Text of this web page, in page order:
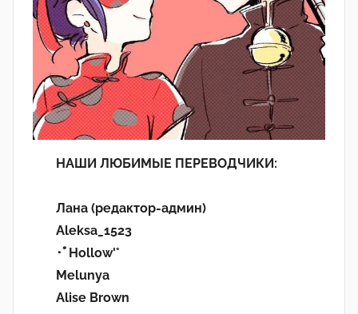
НАШИ ЛЮБИМЫЕ ПЕРЕВОДЧИКИ:
Лана (редактор-админ)
Aleksa_1523
･ﾟHollow'°
Melunya
Alise Brown